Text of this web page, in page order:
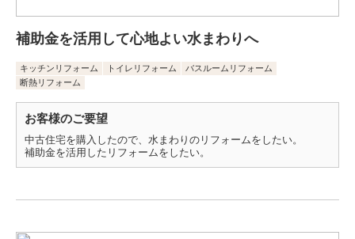
補助金を活用して心地よい水まわりへ
キッチンリフォーム トイレリフォーム
バスルームリフォーム
断熱リフォーム
お客様のご要望
中古住宅を購入したので、水まわりのリフォームをしたい。
補助金を活用したリフォームをしたい。